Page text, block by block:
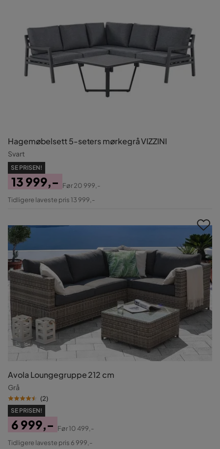
Hagemøbelsett 5-seters mørkegrå VIZZINI
Svart
SE PRISEN!
Pris
13 999,-
Original
Før20 999,-
Tidligere laveste pris 13 999,-
Avola Loungegruppe 212 cm
Grå
(2)
SE PRISEN!
Pris
6 999,-
Original
Før10 499,-
Tidligere laveste pris 6 999,-